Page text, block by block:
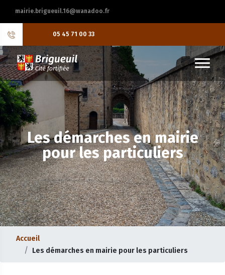
mairie.brigueuil.16@wanadoo.fr
05 45 71 00 33
Les démarches en mairie
pour les particuliers
Accueil
Les démarches en mairie pour les particuliers